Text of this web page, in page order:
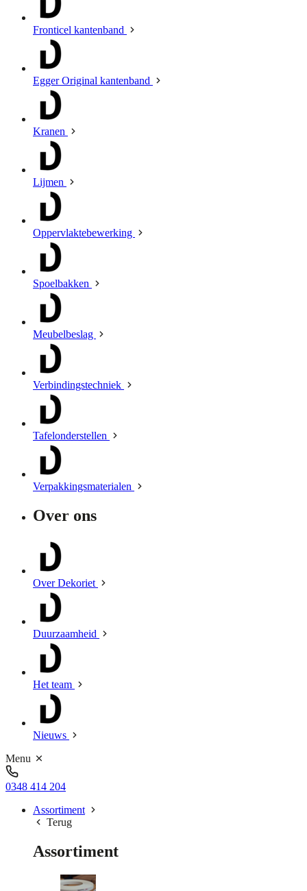
Fronticel kantenband
Egger Original kantenband
Kranen
Lijmen
Oppervlaktebewerking
Spoelbakken
Meubelbeslag
Verbindingstechniek
Tafelonderstellen
Verpakkingsmaterialen
Over ons
Over Dekoriet
Duurzaamheid
Het team
Nieuws
Menu
0348 414 204
Assortiment
Terug
Assortiment